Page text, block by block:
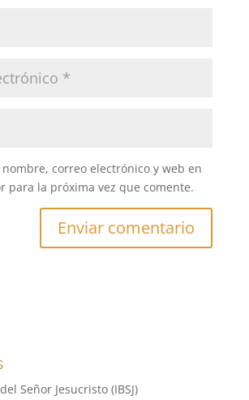
correo electrónico y web en
para la próxima vez que comente.
Señor Jesucristo (IBSJ)